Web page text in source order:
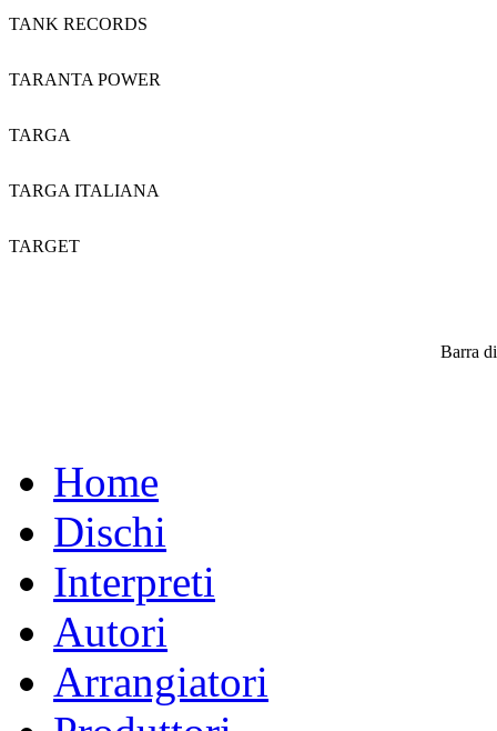
TANK RECORDS
TARANTA POWER
TARGA
TARGA ITALIANA
TARGET
Barra
Home
Dischi
Interpreti
Autori
Arrangiatori